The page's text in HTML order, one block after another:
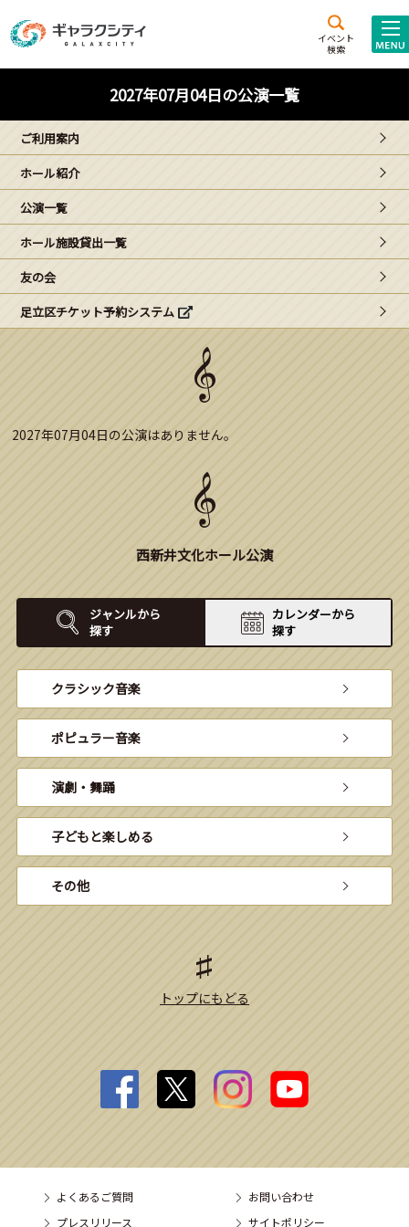
イベント
検索
施設案内
西新井
文化ホール
ギャラクシティとは
こどもみーてぃんぐ
Gがくえん
ブランドからのお知らせ
2027年07月04日の公演一覧
ご利用案内
ホール紹介
公演一覧
ホール施設貸出一覧
友の会
足立区チケット予約システム
2027年07月04日の公演はありません。
西新井文化ホール公演
ジャンルから
探す
カレンダーから
探す
クラシック音楽
ポピュラー音楽
演劇・舞踊
子どもと楽しめる
その他
トップにもどる
よくあるご質問
お問い合わせ
プレスリリース
サイトポリシー